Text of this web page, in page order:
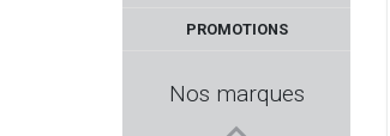
PROMOTIONS
Nos marques